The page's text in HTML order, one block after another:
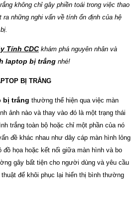
không chỉ gây phiền toái trong việc thao
những nghi vấn về tính ổn định của hệ
Tính CDCkhám phá nguyên nhân và
laptop bị trắng nhé!
BỊ TRẮNG
bị trắng thường thể hiện qua việc màn
ảnh nào và thay vào đó là một trạng thái
trắng toàn bộ hoặc chỉ một phần của nó
đề khác nhau như dây cáp màn hình lỏng
đồ họa hoặc kết nối giữa màn hình và bo
gây bất tiện cho người dùng và yêu cầu
để khôi phục lại hiển thị bình thường